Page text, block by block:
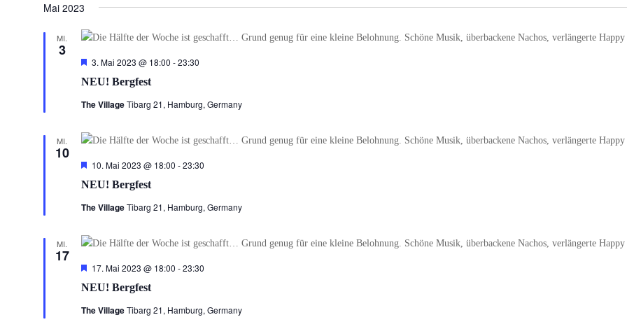
Mai 2023
MI.
3
NEU! Bergfest
Hervorgehoben
3. Mai 2023 @ 18:00 -23:30
The VillageTibarg 21, Hamburg, Germany
MI.
10
NEU! Bergfest
Hervorgehoben
10. Mai 2023 @ 18:00 -23:30
The VillageTibarg 21, Hamburg, Germany
MI.
17
NEU! Bergfest
Hervorgehoben
17. Mai 2023 @ 18:00 -23:30
The VillageTibarg 21, Hamburg, Germany